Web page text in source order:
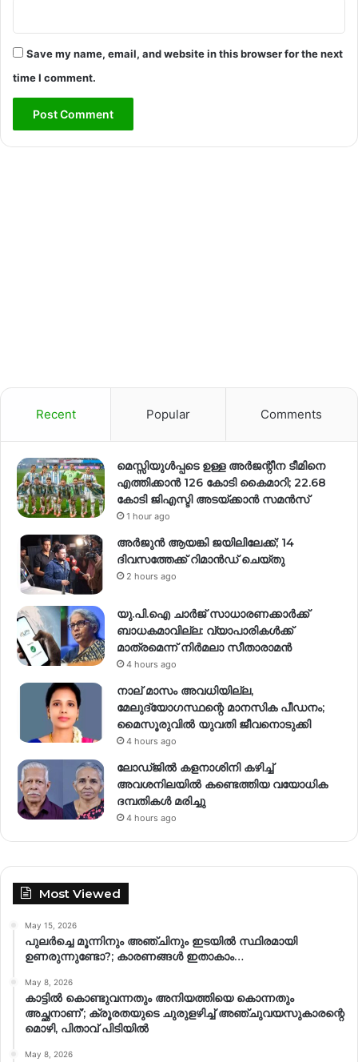
Save my name, email, and website in this browser for the next
time I comment.
Recent Popular Comments
മെസ്സിയുൾപ്പടെ ഉള്ള അർജന്റീന ടീമിനെ
എത്തിക്കാൻ 126 കോടി കൈമാറി; 22.68
കോടി ജിഎസ്ടി അടയ്ക്കാൻ സമൻസ്
1 hour ago
അർജുൻ ആയങ്കി ജയിലിലേക്ക്; 14
ദിവസത്തേക്ക് റിമാൻഡ് ചെയ്തു
2 hours ago
യു.പി.ഐ ചാർജ് സാധാരണക്കാർക്ക്
ബാധകമാവില്ല: വ്യാപാരികൾക്ക്
മാത്രമെന്ന് നിർമലാ സീതാരാമൻ
4 hours ago
നാല് മാസം അവധിയില്ല,
മേലുദ്യോഗസ്ഥന്റെ മാനസിക പീഡനം;
മൈസൂരുവിൽ യുവതി ജീവനൊടുക്കി
4 hours ago
ലോഡ്ജിൽ കളനാശിനി കഴിച്ച്
അവശനിലയിൽ കണ്ടെത്തിയ വയോധിക
ദമ്പതികൾ മരിച്ചു
4 hours ago
Most Viewed
May 15, 2026
പുലർച്ചെ മൂന്നിനും അഞ്ചിനും ഇടയിൽ സ്ഥിരമായി
ഉണരുന്നുണ്ടോ?; കാരണങ്ങള്‍ ഇതാകാം…
May 8, 2026
കാട്ടിൽ കൊണ്ടുവന്നതും അനിയത്തിയെ കൊന്നതും
അച്ഛനാണ്’; ക്രൂരതയുടെ ചുരുളഴിച്ച് അഞ്ചുവയസുകാരന്റെ
മൊഴി, പിതാവ് പിടിയിൽ
May 8, 2026